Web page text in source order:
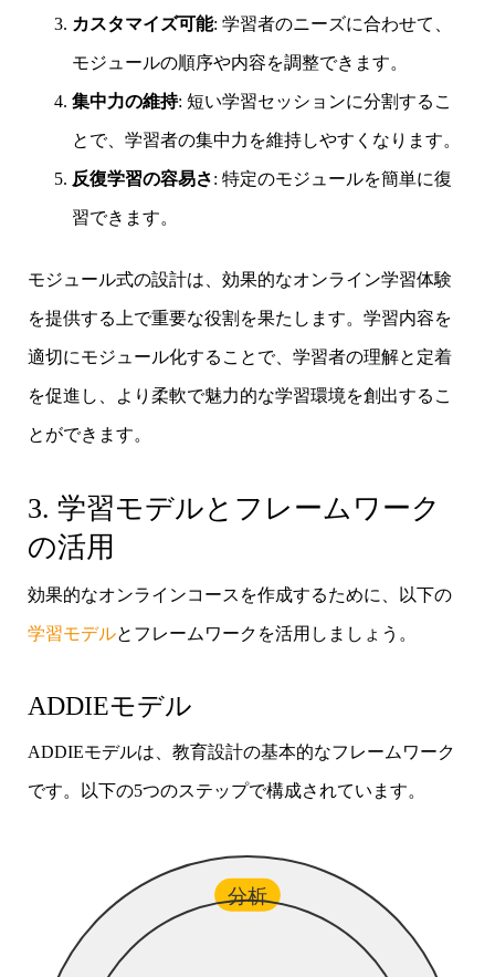
カスタマイズ可能: 学習者のニーズに合わせて、
モジュールの順序や内容を調整できます。
集中力の維持: 短い学習セッションに分割するこ
とで、学習者の集中力を維持しやすくなります。
反復学習の容易さ: 特定のモジュールを簡単に復
習できます。
モジュール式の設計は、効果的なオンライン学習体験
を提供する上で重要な役割を果たします。学習内容を
適切にモジュール化することで、学習者の理解と定着
を促進し、より柔軟で魅力的な学習環境を創出するこ
とができます。
3. 学習モデルとフレームワーク
の活用
効果的なオンラインコースを作成するために、以下の
学習モデルとフレームワークを活用しましょう。
ADDIEモデル
ADDIEモデルは、教育設計の基本的なフレームワーク
です。以下の5つのステップで構成されています。
分析